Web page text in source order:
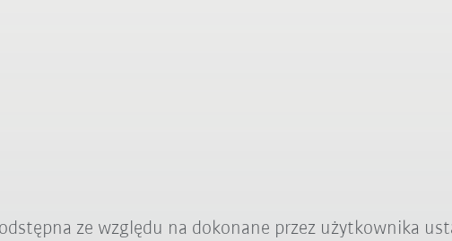
ze względu na dokonane przez użytkownika